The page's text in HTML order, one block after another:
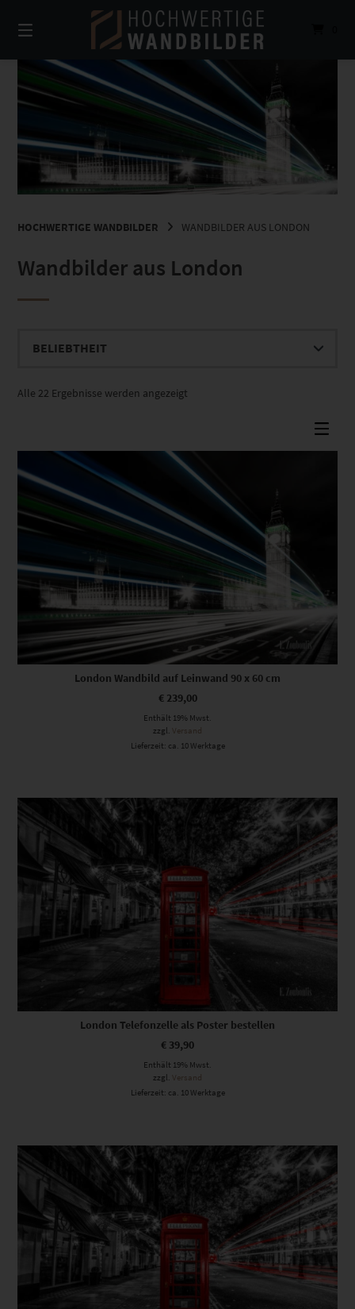
zum
Inhalt
HOCHWERTIGE WANDBILDER WANDBILDER AUS LONDON
Wandbilder aus London
Alle 22 Ergebnisse werden angezeigt
London Wandbild auf Leinwand 90 x 60 cm
€239,00
Enthält 19% Mwst.
zzgl.
Versand
Lieferzeit: ca. 10 Werktage
London Telefonzelle als Poster bestellen
€ 39,90
Enthält 19% Mwst.
zzgl. Versand
Lieferzeit: ca. 10 Werktage
Dieses Produkt weist mehrere Varianten auf. Die Optionen können auf der Produktseite gewählt werden